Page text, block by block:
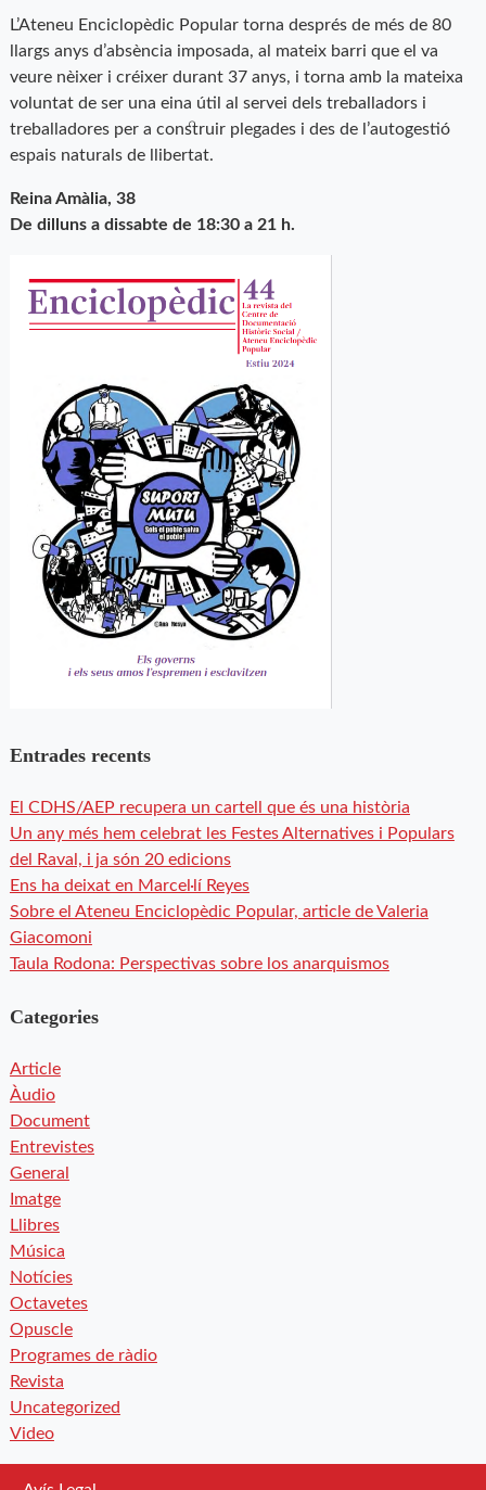
L’Ateneu Enciclopèdic Popular torna després de més de 80
llargs anys d’absència imposada, al mateix barri que el va
veure nèixer i créixer durant 37 anys, i torna amb la mateixa
voluntat de ser una eina útil al servei dels treballadors i
treballadores per a construir plegades i des de l’autogestió
espais naturals de llibertat.
Reina Amàlia, 38
De dilluns a dissabte de 18:30 a 21 h.
Entrades recents
El CDHS/AEP recupera un cartell que és una història
Un any més hem celebrat les Festes Alternatives i Populars
del Raval, i ja són 20 edicions
Ens ha deixat en Marcel·lí Reyes
Sobre el Ateneu Enciclopèdic Popular, article de Valeria
Giacomoni
Taula Rodona: Perspectivas sobre los anarquismos
Categories
Article
Àudio
Document
Entrevistes
General
Imatge
Llibres
Música
Notícies
Octavetes
Opuscle
Programes de ràdio
Revista
Uncategorized
Video